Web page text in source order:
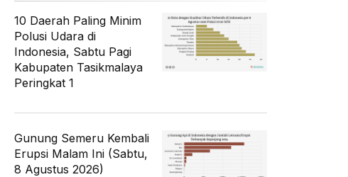
10 Daerah Paling Minim
Polusi Udara di
Indonesia, Sabtu Pagi
Kabupaten Tasikmalaya
Peringkat 1
Gunung Semeru Kembali
Erupsi Malam Ini (Sabtu,
8 Agustus 2026)